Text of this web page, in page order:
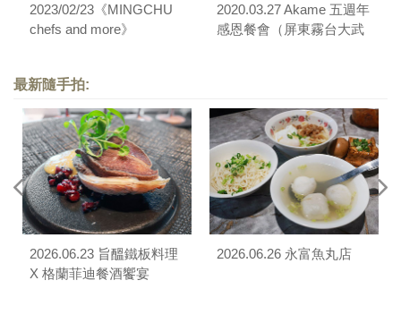
2023/02/23《MINGCHU
chefs and more》
案〉
2020.03.27 Akame 五週年
感恩餐會（屏東霧台大武
最新隨手拍:
2026.06.23 旨醞鐵板料理
X 格蘭菲迪餐酒饗宴
2026.06.26 永富魚丸店